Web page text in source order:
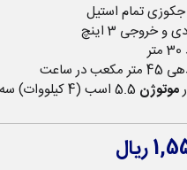
تمام استیل
خروجی 3 اینچ
ساعت
موتوژن